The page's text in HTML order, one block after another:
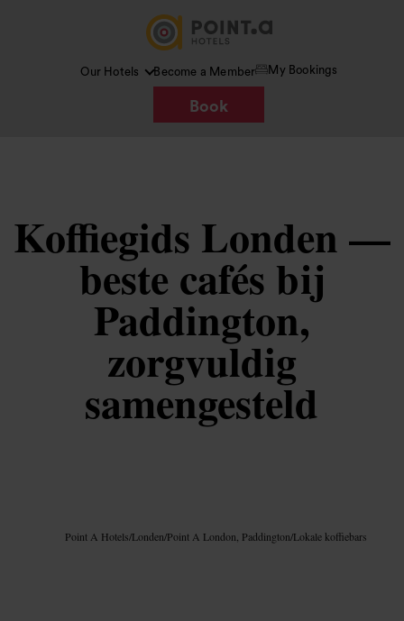
Our Hotels Become a Member My Bookings
Book
Koffiegids Londen —
beste cafés bij
Paddington,
zorgvuldig
samengesteld
Point A Hotels/Londen/Point A London, Paddington/Lokale koffiebars